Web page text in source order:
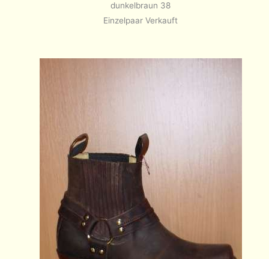
dunkelbraun 38
Einzelpaar Verkauft